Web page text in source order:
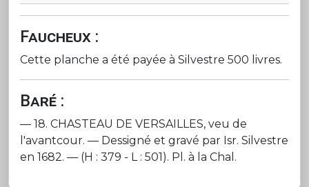
Faucheux :
Cette planche a été payée à Silvestre 500 livres.
Baré :
— 18. CHASTEAU DE VERSAILLES, veu de
l'avantcour. — Dessigné et gravé par Isr. Silvestre
en 1682. — (H : 379 - L : 501). Pl. à la Chal.